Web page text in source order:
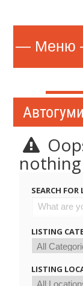
Автогуми
SEARCH FOR
LISTING
LISTING